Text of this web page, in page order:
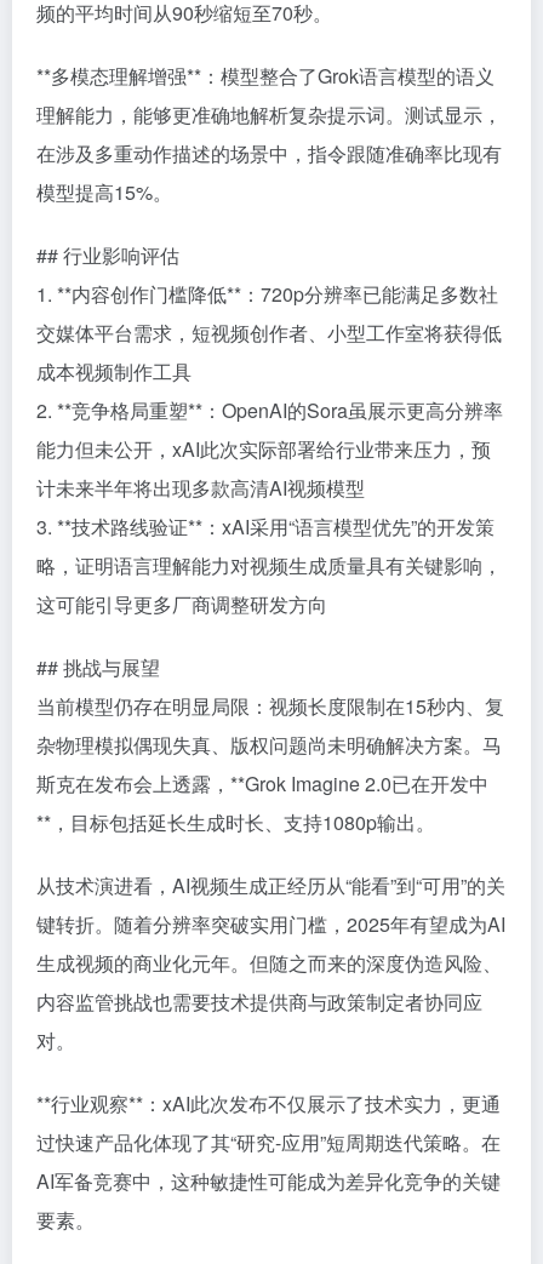
频的平均时间从90秒缩短至70秒。
**多模态理解增强**：模型整合了Grok语言模型的语义
理解能力，能够更准确地解析复杂提示词。测试显示，
在涉及多重动作描述的场景中，指令跟随准确率比现有
模型提高15%。
## 行业影响评估
1. **内容创作门槛降低**：720p分辨率已能满足多数社
交媒体平台需求，短视频创作者、小型工作室将获得低
成本视频制作工具
2. **竞争格局重塑**：OpenAI的Sora虽展示更高分辨率
能力但未公开，xAI此次实际部署给行业带来压力，预
计未来半年将出现多款高清AI视频模型
3. **技术路线验证**：xAI采用“语言模型优先”的开发策
略，证明语言理解能力对视频生成质量具有关键影响，
这可能引导更多厂商调整研发方向
## 挑战与展望
当前模型仍存在明显局限：视频长度限制在15秒内、复
杂物理模拟偶现失真、版权问题尚未明确解决方案。马
斯克在发布会上透露，**Grok Imagine 2.0已在开发中
**，目标包括延长生成时长、支持1080p输出。
从技术演进看，AI视频生成正经历从“能看”到“可用”的关
键转折。随着分辨率突破实用门槛，2025年有望成为AI
生成视频的商业化元年。但随之而来的深度伪造风险、
内容监管挑战也需要技术提供商与政策制定者协同应
对。
**行业观察**：xAI此次发布不仅展示了技术实力，更通
过快速产品化体现了其“研究-应用”短周期迭代策略。在
AI军备竞赛中，这种敏捷性可能成为差异化竞争的关键
要素。